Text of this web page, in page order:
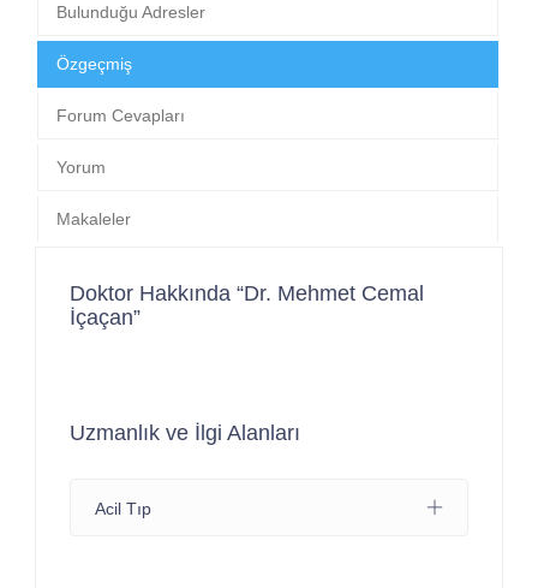
Bulunduğu Adresler
Özgeçmiş
Forum Cevapları
Yorum
Makaleler
Doktor Hakkında “Dr. Mehmet Cemal
İçaçan”
Uzmanlık ve İlgi Alanları
Acil Tıp